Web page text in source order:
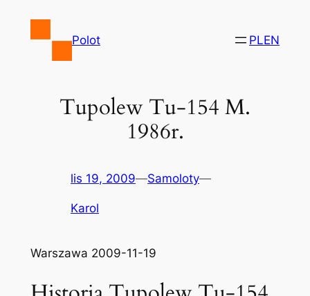
Polot PLEN
Tupolew Tu-154 M.
1986r.
lis 19, 2009—Samoloty—
Karol
Warszawa 2009-11-19